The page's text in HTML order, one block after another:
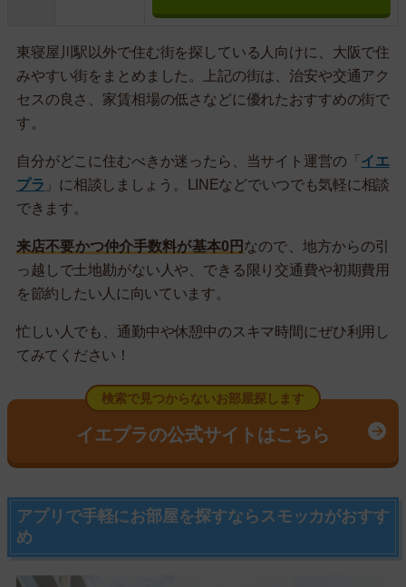
東寝屋川駅以外で住む街を探している人向けに、大阪で住
みやすい街をまとめました。上記の街は、治安や交通アク
セスの良さ、家賃相場の低さなどに優れたおすすめの街で
す。
自分がどこに住むべきか迷ったら、当サイト運営の「 イエ
プラ 」に相談しましょう。LINEなどでいつでも気軽に相談
できます。
来店不要かつ仲介手数料が基本0円 なので、地方からの引
っ越しで土地勘がない人や、できる限り交通費や初期費用
を節約したい人に向いています。
忙しい人でも、通勤中や休憩中のスキマ時間にぜひ利用し
てみてください！
検索で見つからないお部屋探します
イエプラの公式サイトはこちら
アプリで手軽にお部屋を探すならスモッカがおすす
め